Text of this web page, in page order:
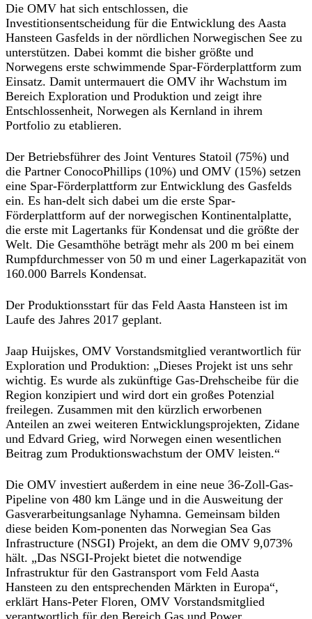
Die OMV hat sich entschlossen, die
Investitionsentscheidung für die Entwicklung des Aasta
Hansteen Gasfelds in der nördlichen Norwegischen See zu
unterstützen. Dabei kommt die bisher größte und
Norwegens erste schwimmende Spar-Förderplattform zum
Einsatz. Damit untermauert die OMV ihr Wachstum im
Bereich Exploration und Produktion und zeigt ihre
Entschlossenheit, Norwegen als Kernland in ihrem
Portfolio zu etablieren.
Der Betriebsführer des Joint Ventures Statoil (75%) und
die Partner ConocoPhillips (10%) und OMV (15%) setzen
eine Spar-Förderplattform zur Entwicklung des Gasfelds
ein. Es han-delt sich dabei um die erste Spar-
Förderplattform auf der norwegischen Kontinentalplatte,
die erste mit Lagertanks für Kondensat und die größte der
Welt. Die Gesamthöhe beträgt mehr als 200 m bei einem
Rumpfdurchmesser von 50 m und einer Lagerkapazität von
160.000 Barrels Kondensat.
Der Produktionsstart für das Feld Aasta Hansteen ist im
Laufe des Jahres 2017 geplant.
Jaap Huijskes, OMV Vorstandsmitglied verantwortlich für
Exploration und Produktion: „Dieses Projekt ist uns sehr
wichtig. Es wurde als zukünftige Gas-Drehscheibe für die
Region konzipiert und wird dort ein großes Potenzial
freilegen. Zusammen mit den kürzlich erworbenen
Anteilen an zwei weiteren Entwicklungsprojekten, Zidane
und Edvard Grieg, wird Norwegen einen wesentlichen
Beitrag zum Produktionswachstum der OMV leisten.“
Die OMV investiert außerdem in eine neue 36-Zoll-Gas-
Pipeline von 480 km Länge und in die Ausweitung der
Gasverarbeitungsanlage Nyhamna. Gemeinsam bilden
diese beiden Kom-ponenten das Norwegian Sea Gas
Infrastructure (NSGI) Projekt, an dem die OMV 9,073%
hält. „Das NSGI-Projekt bietet die notwendige
Infrastruktur für den Gastransport vom Feld Aasta
Hansteen zu den entsprechenden Märkten in Europa“,
erklärt Hans-Peter Floren, OMV Vorstandsmitglied